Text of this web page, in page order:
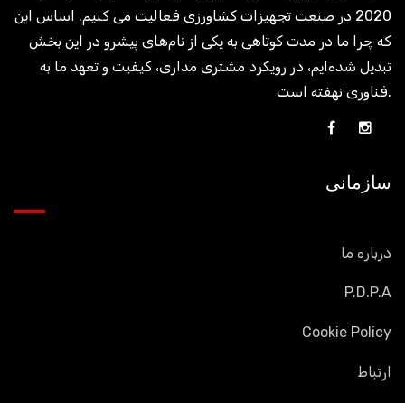
2020 در صنعت تجهیزات کشاورزی فعالیت می کنیم. اساس این
که چرا ما در مدت کوتاهی به یکی از نام‌های پیشرو در این بخش
تبدیل شده‌ایم، در رویکرد مشتری مداری، کیفیت و تعهد ما به
فناوری نهفته است.
سازمانی
درباره ما
P.D.P.A
Cookie Policy
ارتباط